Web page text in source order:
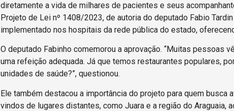
diretamente a vida de milhares de pacientes e seus
Projeto de Lei nº 1408/2023, de autoria do deputado Fabio
implementado nos hospitais da rede pública do estado,
O deputado Fabinho comemorou a aprovação. “Muitas
uma refeição adequada. Já que temos restaurantes populares,
unidades de saúde?”, questionou.
Ele também destacou a importância do projeto para quem
vindos de lugares distantes, como Juara e a região do Araguaia,